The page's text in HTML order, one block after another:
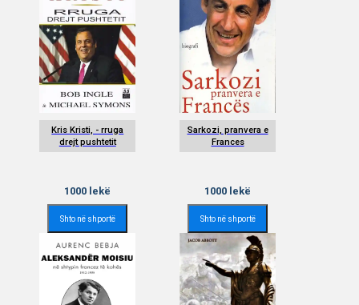
Kris Kristi, - rruga
drejt pushtetit
1000 lekë
Shto në shportë
Sarkozi, pranvera e
Frances
1000 lekë
Shto në shportë